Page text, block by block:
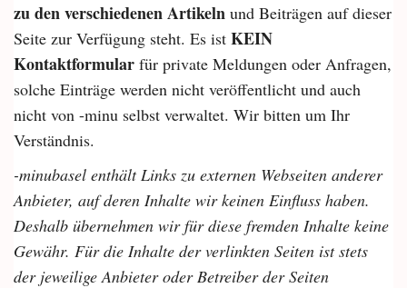
zu den verschiedenen Artikeln und Beiträgen auf dieser
Seite zur Verfügung steht. Es ist KEIN
Kontaktformular für private Meldungen oder Anfragen,
solche Einträge werden nicht veröffentlicht und auch
nicht von -minu selbst verwaltet. Wir bitten um Ihr
Verständnis.
-minubasel enthält Links zu externen Webseiten anderer
Anbieter, auf deren Inhalte wir keinen Einfluss haben.
Deshalb übernehmen wir für diese fremden Inhalte keine
Gewähr. Für die Inhalte der verlinkten Seiten ist stets
der jeweilige Anbieter oder Betreiber der Seiten